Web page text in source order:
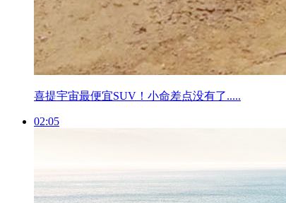
喜提宇宙最便宜SUV！小命差点没有了.....
02:05